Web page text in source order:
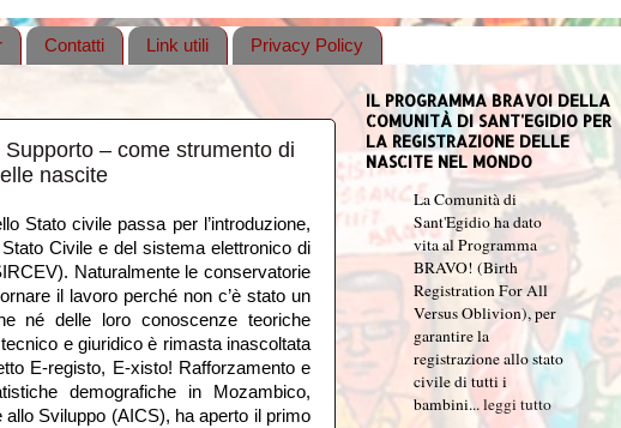
Contatti Link utili Privacy Policy
– come strumento di
nascite
Stato civile passa per l’introduzione,
Civile e del sistema elettronico di
Naturalmente le conservatorie
il lavoro perché non c’è stato un
né delle loro conoscenze teoriche
e giuridico è rimasta inascoltata
E-registo, E-xisto! Rafforzamento e
demografiche in Mozambico,
Sviluppo (AICS), ha aperto il primo
IL PROGRAMMA BRAVO! DELLA
COMUNITÀ DI SANT'EGIDIO PER
LA REGISTRAZIONE DELLE
NASCITE NEL MONDO
La Comunità di
Sant'Egidio ha dato
vita al Programma
BRAVO! (Birth
Registration For All
Versus Oblivion), per
garantire la
registrazione allo stato
civile di tutti i
bambini...leggi tutto